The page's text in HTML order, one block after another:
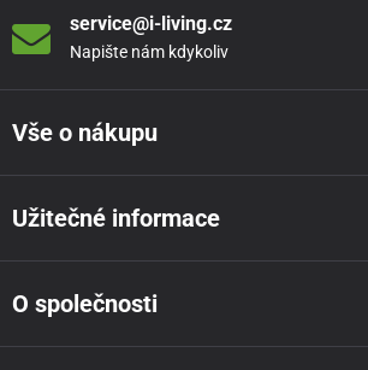
service@i-living.cz
Napište nám kdykoliv
Vše o nákupu
Užitečné informace
O společnosti